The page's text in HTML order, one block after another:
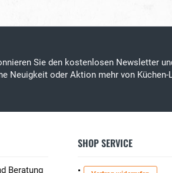
Sie den kostenlosen Newsletter
Neuigkeit oder Aktion mehr von Küchen-
Beratung
SHOP SERVICE